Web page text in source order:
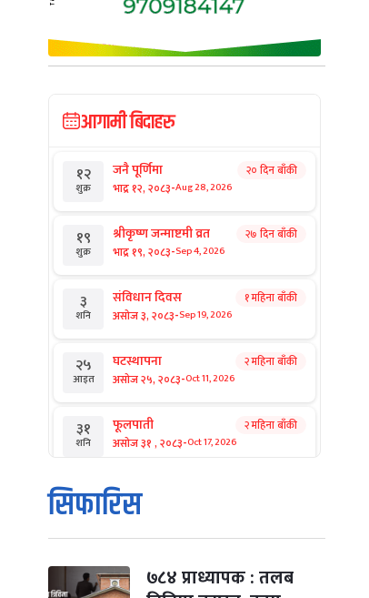
आगामी बिदाहरु
१२
शुक्र
जनै पूर्णिमा
भाद्र १२, २०८३-Aug 28, 2026
२० दिन बाँकी
१९
शुक्र
श्रीकृष्ण जन्माष्टमी व्रत
भाद्र १९, २०८३-Sep 4, 2026
२७ दिन बाँकी
३
शनि
संविधान दिवस
असोज ३, २०८३-Sep 19, 2026
१ महिना बाँकी
२५
आइत
घटस्थापना
असोज २५, २०८३-Oct 11, 2026
२ महिना बाँकी
३१
शनि
फूलपाती
असोज ३१ , २०८३-Oct 17, 2026
२ महिना बाँकी
१
आइत
कार्तिक सङ्क्रान्ति
कार्तिक १, २०८३
मंगल कार्तिक ३, २०८३ -Oct 20, 2026
सिफारिस
७८४ प्राध्यापक : तलब